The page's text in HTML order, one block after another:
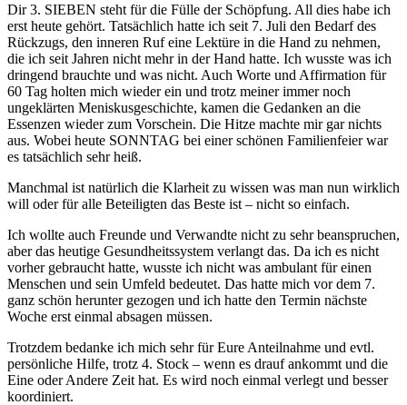
Dir 3. SIEBEN steht für die Fülle der Schöpfung. All dies habe ich
erst heute gehört. Tatsächlich hatte ich seit 7. Juli den Bedarf des
Rückzugs, den inneren Ruf eine Lektüre in die Hand zu nehmen,
die ich seit Jahren nicht mehr in der Hand hatte. Ich wusste was ich
dringend brauchte und was nicht. Auch Worte und Affirmation für
60 Tag holten mich wieder ein und trotz meiner immer noch
ungeklärten Meniskusgeschichte, kamen die Gedanken an die
Essenzen wieder zum Vorschein. Die Hitze machte mir gar nichts
aus. Wobei heute SONNTAG bei einer schönen Familienfeier war
es tatsächlich sehr heiß.
Manchmal ist natürlich die Klarheit zu wissen was man nun wirklich
will oder für alle Beteiligten das Beste ist – nicht so einfach.
Ich wollte auch Freunde und Verwandte nicht zu sehr beanspruchen,
aber das heutige Gesundheitssystem verlangt das. Da ich es nicht
vorher gebraucht hatte, wusste ich nicht was ambulant für einen
Menschen und sein Umfeld bedeutet. Das hatte mich vor dem 7.
ganz schön herunter gezogen und ich hatte den Termin nächste
Woche erst einmal absagen müssen.
Trotzdem bedanke ich mich sehr für Eure Anteilnahme und evtl.
persönliche Hilfe, trotz 4. Stock – wenn es drauf ankommt und die
Eine oder Andere Zeit hat. Es wird noch einmal verlegt und besser
koordiniert.